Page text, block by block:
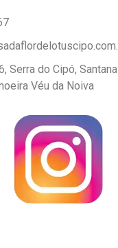
Serra do Cipó,
Véu da Noiva